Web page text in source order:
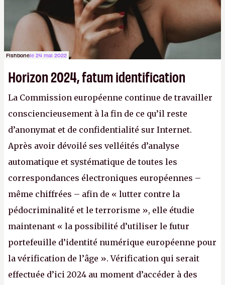
Fishbonele 24 mai 2022
Horizon 2024, fatum identification
La Commission européenne continue de travailler
consciencieusement à la fin de ce qu’il reste
d’anonymat et de confidentialité sur Internet.
Après avoir dévoilé ses velléités d’analyse
automatique et systématique de toutes les
correspondances électroniques européennes –
même chiffrées – afin de « lutter contre la
pédocriminalité et le terrorisme », elle étudie
maintenant « la possibilité d’utiliser le futur
portefeuille d’identité numérique européenne pour
la vérification de l’âge ». Vérification qui serait
effectuée d’ici 2024 au moment d’accéder à des